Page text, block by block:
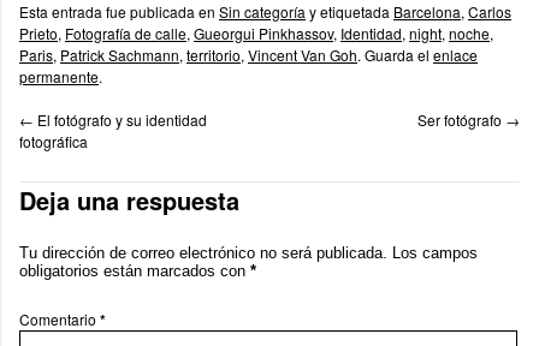
Esta entrada fue publicada en Sin categoría y etiquetada Barcelona, Carlos
Prieto, Fotografía de calle, Gueorgui Pinkhassov, Identidad, night, noche,
Paris, Patrick Sachmann, territorio, Vincent Van Goh. Guarda el enlace
permanente.
← El fotógrafo y su identidad
fotográfica
Ser fotógrafo →
Deja una respuesta
Tu dirección de correo electrónico no será publicada. Los campos
obligatorios están marcados con *
Comentario *